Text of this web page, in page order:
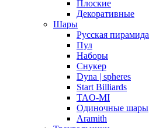
Плоские
Декоративные
Шары
Русская пирамида
Пул
Наборы
Снукер
Dyna | spheres
Start Billiards
TAO-MI
Одиночные шары
Aramith